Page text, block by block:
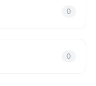
0
0